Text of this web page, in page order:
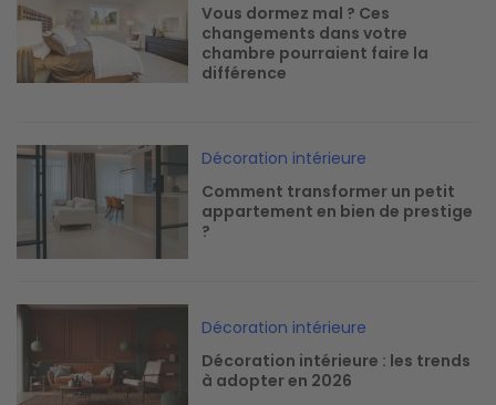
Vous dormez mal ? Ces
changements dans votre
chambre pourraient faire la
différence
Image
Décoration intérieure
Comment transformer un petit
appartement en bien de prestige
?
Image
Décoration intérieure
Décoration intérieure : les trends
à adopter en 2026